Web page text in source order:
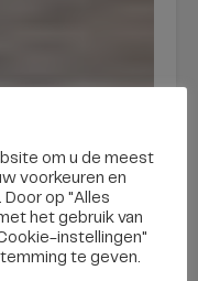
om u de meest
voorkeuren en
op "Alles
het gebruik van
instellingen"
te geven.